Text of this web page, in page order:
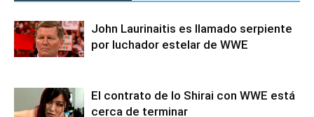
John Laurinaitis es llamado serpiente
por luchador estelar de WWE
El contrato de Io Shirai con WWE está
cerca de terminar